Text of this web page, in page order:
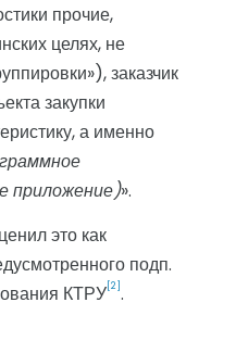
прочие,
целях, не
заказчик
закупки
а именно
приложение)».
это как
подп.
КТРУ[2].